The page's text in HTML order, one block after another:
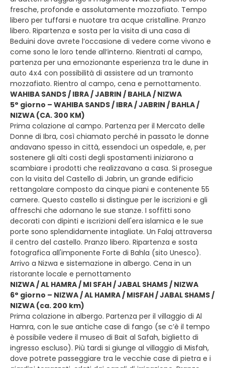
fresche, profonde e assolutamente mozzafiato. Tempo
libero per tuffarsi e nuotare tra acque cristalline. Pranzo
libero. Ripartenza e sosta per la visita di una casa di
Beduini dove avrete l’occasione di vedere come vivono e
come sono le loro tende all’interno. Rientrati al campo,
partenza per una emozionante esperienza tra le dune in
auto 4x4 con possibilità di assistere ad un tramonto
mozzafiato. Rientro al campo, cena e pernottamento.
WAHIBA SANDS / IBRA / JABRIN / BAHLA / NIZWA
5° giorno – WAHIBA SANDS / IBRA / JABRIN / BAHLA /
NIZWA (CA. 300 KM)
Prima colazione al campo. Partenza per il Mercato delle
Donne di Ibra, così chiamato perché in passato le donne
andavano spesso in città, essendoci un ospedale, e, per
sostenere gli alti costi degli spostamenti iniziarono a
scambiare i prodotti che realizzavano a casa. Si prosegue
con la visita del Castello di Jabrin, un grande edificio
rettangolare composto da cinque piani e contenente 55
camere. Questo castello si distingue per le iscrizioni e gli
affreschi che adornano le sue stanze. I soffitti sono
decorati con dipinti e iscrizioni dell'era islamica e le sue
porte sono splendidamente intagliate. Un Falaj attraversa
il centro del castello. Pranzo libero. Ripartenza e sosta
fotografica all'imponente Forte di Bahla (sito Unesco).
Arrivo a Nizwa e sistemazione in albergo. Cena in un
ristorante locale e pernottamento
NIZWA / AL HAMRA / MI SFAH / JABAL SHAMS / NIZWA
6° giorno – NIZWA / AL HAMRA / MISFAH / JABAL SHAMS /
NIZWA (ca. 200 km)
Prima colazione in albergo. Partenza per il villaggio di Al
Hamra, con le sue antiche case di fango (se c’è il tempo
è possibile vedere il museo di Bait al Safah, biglietto di
ingresso escluso). Più tardi si giunge al villaggio di Misfah,
dove potrete passeggiare tra le vecchie case di pietra e i